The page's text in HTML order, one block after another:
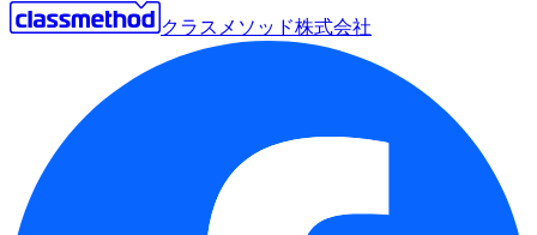
クラスメソッド株式会社